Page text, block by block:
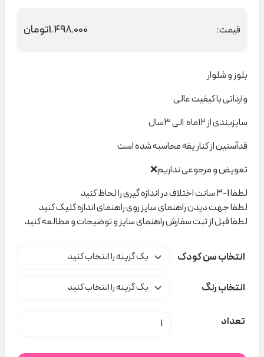
قیمت: 1.498.000تومان
بلوز و شلوار
وارداتی با کیفیت عالی
سایزبندی از ۱۲ماه الی ۳سال
قدآستین از کنار یقه محاسبه شده است
تعویض و مرجوعی نداریم❌
لطفا 1-3 سانت اختلاف در اندازه گیری را لحاظ کنید
لطفا جهت دیدن راهنمای سایز روی راهنمای اندازه کلیک کنید
لطفا قبل از ثبت سفارش راهنمای سایز و توضیحات و مطالعه کنید
انتخاب سن کودک
انتخاب رنگ
تعداد ست یقه دار موسلین کد C000693 عدد